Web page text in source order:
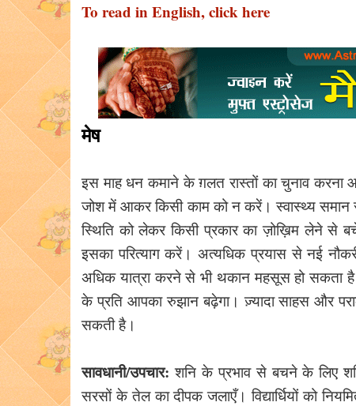
To read in English, click here
मेष
इस माह धन कमाने के ग़लत रास्तों का चुनाव करना
जोश में आकर किसी काम को न करें। स्वास्थ्य समान
स्थिति को लेकर किसी प्रकार का ज़ोख़िम लेने से
इसका परित्याग करें। अत्यधिक प्रयास से नई
अधिक यात्रा करने से भी थकान महसूस हो सकता
के प्रति आपका रुझान बढ़ेगा। ज़्यादा साहस और
सकती है।
सावधानी/उपचार: शनि के प्रभाव से बचने के लिए
सरसों के तेल का दीपक जलाएँ। विद्यार्धियों को